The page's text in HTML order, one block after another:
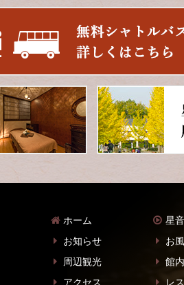
ホーム
お知らせ
周辺観光
アクセス
星
お
館
レ